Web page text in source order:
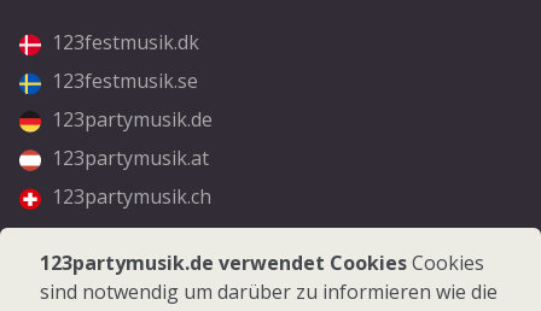
123festmusik.dk
123festmusik.se
123partymusik.de
123partymusik.at
123partymusik.ch
Folgen Sie uns
Facebook
123partymusik.de verwendet CookiesCookies
sind notwendig um darüber zu informieren wie die